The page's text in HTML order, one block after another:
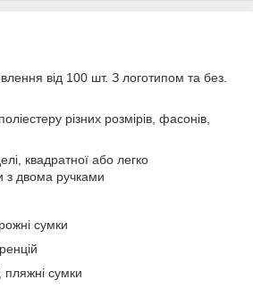
від 100 шт. З логотипом та без.
різних розмірів, фасонів,
квадратної або легко
з двома ручками
сумки
пляжні сумки